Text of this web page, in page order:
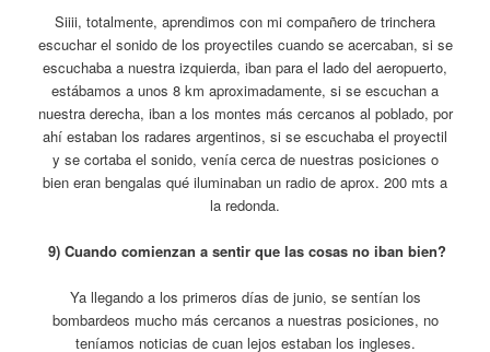
Siiii, totalmente, aprendimos con mi compañero de trinchera
escuchar el sonido de los proyectiles cuando se acercaban, si se
escuchaba a nuestra izquierda, iban para el lado del aeropuerto,
estábamos a unos 8 km aproximadamente, si se escuchan a
nuestra derecha, iban a los montes más cercanos al poblado, por
ahí estaban los radares argentinos, si se escuchaba el proyectil
y se cortaba el sonido, venía cerca de nuestras posiciones o
bien eran bengalas qué iluminaban un radio de aprox. 200 mts a
la redonda.
9) Cuando comienzan a sentir que las cosas no iban bien?
Ya llegando a los primeros días de junio, se sentían los
bombardeos mucho más cercanos a nuestras posiciones, no
teníamos noticias de cuan lejos estaban los ingleses.